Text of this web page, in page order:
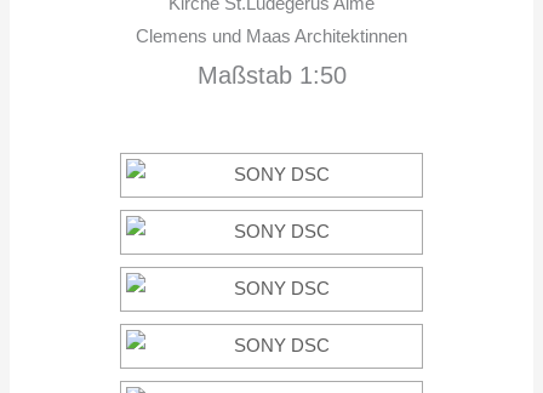
Clemens und Maas Architektinnen
Maßstab 1:50